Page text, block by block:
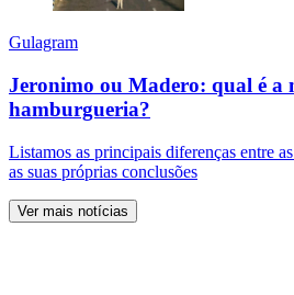
Gulagram
Jeronimo ou Madero: qual é a
hamburgueria?
Listamos as principais diferenças entre
as suas próprias conclusões
Ver mais notícias